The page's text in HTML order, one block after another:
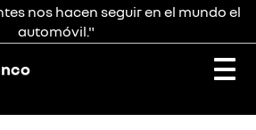
nos hacen seguir en el mundo el
automóvil."